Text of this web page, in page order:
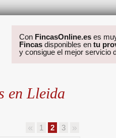
Con FincasOnline.eses
Fincasdisponibles en tu
y consigue el mejor servicio
en Lleida
1 2 3